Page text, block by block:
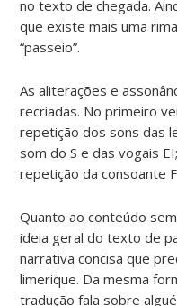
no texto de chegada.
que existe mais uma
“passeio”.
As aliterações e
recriadas. No primeiro
repetição dos sons das
som do S e das vogais
repetição da consoante
Quanto ao conteúdo
ideia geral do texto de
narrativa concisa que
limerique. Da mesma
tradução fala sobre